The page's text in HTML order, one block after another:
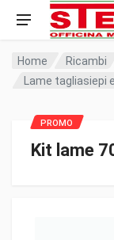
Home Ricambi
Lame tagliasiepi
Kit lame